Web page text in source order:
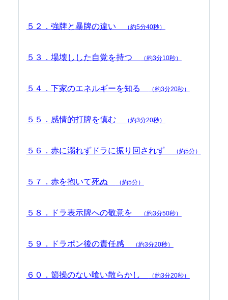
５２．強牌と暴牌の違い （約5分40秒）
５３．場壊しした自覚を持つ （約3分10秒）
５４．下家のエネルギーを知る （約3分20秒）
５５．感情的打牌を慎む （約3分20秒）
５６．赤に溺れずドラに振り回されず （約5分）
５７．赤を抱いて死ぬ （約5分）
５８．ドラ表示牌への敬意を （約3分50秒）
５９．ドラポン後の責任感 （約3分20秒）
６０．節操のない喰い散らかし （約3分20秒）